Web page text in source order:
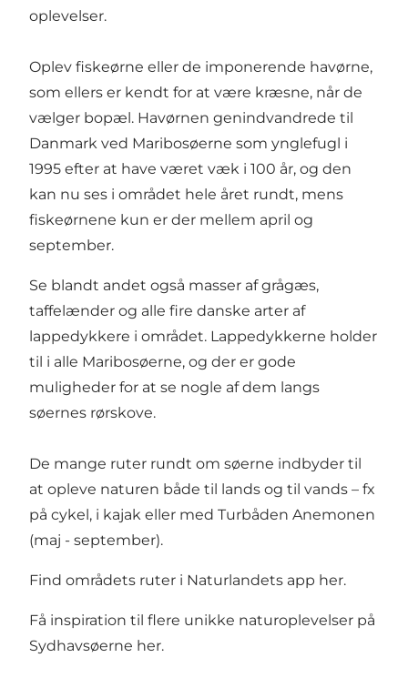
oplevelser.
Oplev fiskeørne eller de imponerende havørne,
som ellers er kendt for at være kræsne, når de
vælger bopæl. Havørnen genindvandrede til
Danmark ved Maribosøerne som ynglefugl i
1995 efter at have været væk i 100 år, og den
kan nu ses i området hele året rundt, mens
fiskeørnene kun er der mellem april og
september.
Se blandt andet også masser af grågæs,
taffelænder og alle fire danske arter af
lappedykkere i området. Lappedykkerne holder
til i alle Maribosøerne, og der er gode
muligheder for at se nogle af dem langs
søernes rørskove.
De mange ruter rundt om søerne indbyder til
at opleve naturen både til lands og til vands – fx
på cykel, i kajak eller med Turbåden Anemonen
(maj - september).
Find områdets ruter i Naturlandets app her.
Få inspiration til flere unikke naturoplevelser på
Sydhavsøerne her.